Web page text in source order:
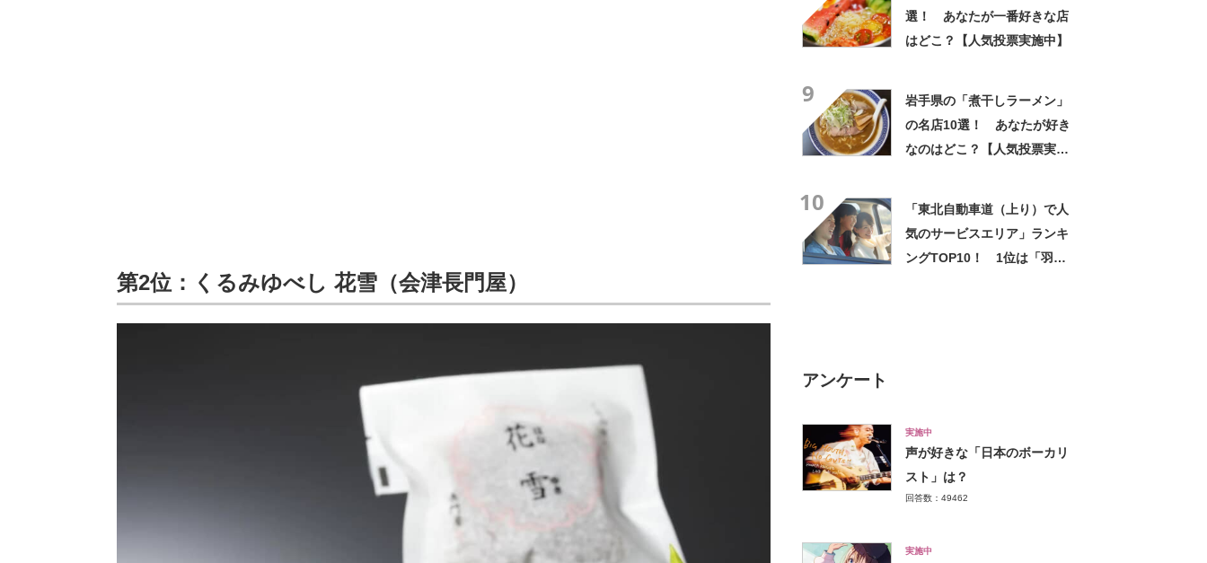
第2位：くるみゆべし 花雪（会津長門屋）
選！ あなたが一番好きな店
はどこ？【人気投票実施中】
9
岩手県の「煮干しラーメン」
の名店10選！ あなたが好き
なのはどこ？【人気投票実施
10
「東北自動車道（上り）で人
気のサービスエリア」ランキ
ングTOP10！ 1位は「羽生
アンケート
実施中
声が好きな「日本のボーカリ
スト」は？
回答数：49462
実施中